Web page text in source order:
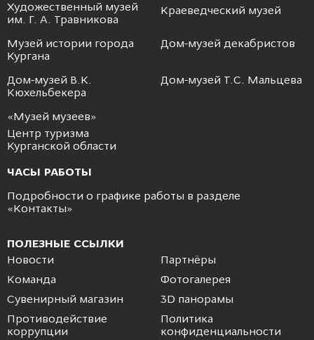
Художественный музей
им. Г. А. Травникова
Краеведческий музей
Музей истории города
Кургана
Дом-музей декабристов
Дом-музей В.К.
Кюхельбекера
Дом-музей Т.С. Мальцева
«Музей музеев»
Центр туризма
Курганской области
ЧАСЫ РАБОТЫ
Подробности о графике работы в разделе
«Контакты»
ПОЛЕЗНЫЕ ССЫЛКИ
Новости
Партнёры
Команда
Фотогалерея
Сувенирный магазин
3D панорамы
Противодействие
коррупции
Политика
конфиденциальности